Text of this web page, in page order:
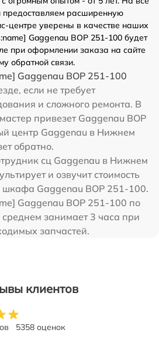
предоставляем расширенную
центре уверены в качестве наших
Gaggenau BOP 251-100 будет
при оформлении заказа на сайте
обратной связи.
Gaggenau BOP 251-100
если не требует
и сложного ремонта. В
привезет Gaggenau BOP
центр Gaggenau в Нижнем
обратно.
сц Gaggenau в Нижнем
и озвучит стоимость
шкафа Gaggenau BOP 251-100.
Gaggenau BOP 251-100 по
среднем занимает 3 часа при
запчастей.
клиентов
5358 оценок